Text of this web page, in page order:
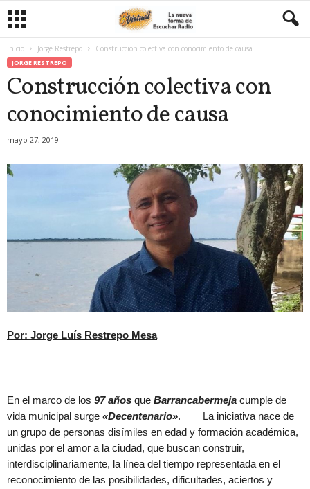
Inicio Jorge Restrepo Construcción colectiva con conocimiento de causa
JORGE RESTREPO
Construcción colectiva con
conocimiento de causa
mayo 27, 2019
Por: Jorge Luís Restrepo Mesa
En el marco de los 97 años que Barrancabermeja cumple de
vida municipal surge «Decentenario». La iniciativa nace de
un grupo de personas disímiles en edad y formación académica,
unidas por el amor a la ciudad, que buscan construir,
interdisciplinariamente, la línea del tiempo representada en el
reconocimiento de las posibilidades, dificultades, aciertos y